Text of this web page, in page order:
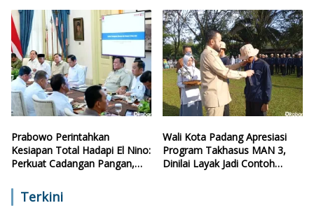
Prabowo Perintahkan
Kesiapan Total Hadapi El Nino:
Perkuat Cadangan Pangan,
Wali Kota Padang Apresiasi
Program Takhasus MAN 3,
Dinilai Layak Jadi Contoh
Terkini